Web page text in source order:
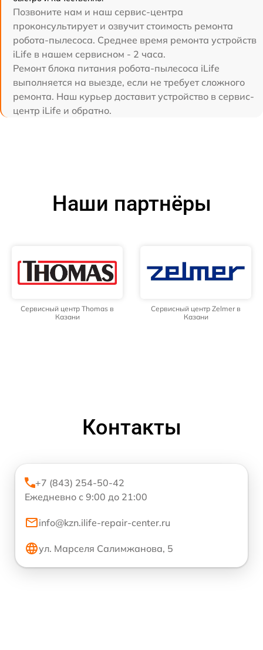
Позвоните нам и наш сервис-центра
проконсультирует и озвучит стоимость ремонта
робота-пылесоса. Среднее время ремонта устройств
iLife в нашем сервисном - 2 часа.
Ремонт блока питания робота-пылесоса iLife
выполняется на выезде, если не требует сложного
ремонта. Наш курьер доставит устройство в сервис-
центр iLife и обратно.
Наши партнёры
Сервисный центр Thomas в
Казани
Сервисный центр Zelmer в
Казани
Контакты
+7 (843) 254-50-42
Ежедневно с 9:00 до 21:00
info@kzn.ilife-repair-center.ru
ул. Марселя Салимжанова, 5